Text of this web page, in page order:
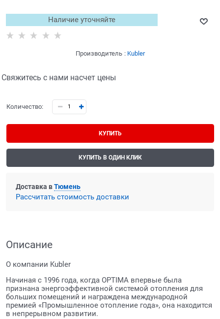
Наличие уточняйте
Производитель : Kubler
Свяжитесь с нами насчет цены
Количество:
КУПИТЬ
КУПИТЬ В ОДИН КЛИК
Доставка вТюмень
Рассчитать стоимость доставки
Описание
О компании Kubler
Начиная с 1996 года, когда OPTIMA впервые была
признана энергоэффективной системой отопления для
больших помещений и награждена международной
премией «Промышленное отопление года», она находится
в непрерывном развитии.